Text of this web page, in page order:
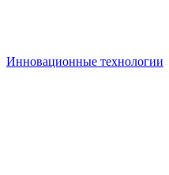
Инновационные технологии